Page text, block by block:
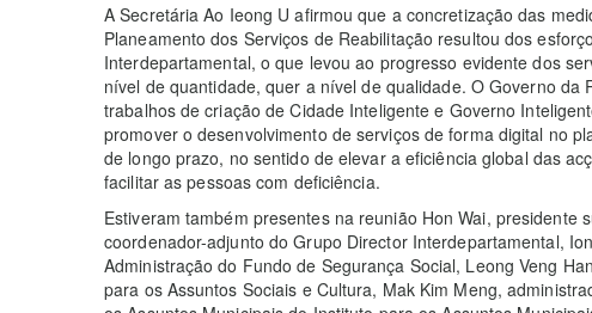
A Secretária Ao Ieong U afirmou que a concretização das
Planeamento dos Serviços de Reabilitação resultou dos
Interdepartamental, o que levou ao progresso evidente dos
nível de quantidade, quer a nível de qualidade. O Governo da
trabalhos de criação de Cidade Inteligente e Governo
promover o desenvolvimento de serviços de forma digital no
de longo prazo, no sentido de elevar a eficiência global das
facilitar as pessoas com deficiência.
Estiveram também presentes na reunião Hon Wai, presidente
coordenador-adjunto do Grupo Director Interdepartamental,
Administração do Fundo de Segurança Social, Leong Veng
para os Assuntos Sociais e Cultura, Mak Kim Meng,